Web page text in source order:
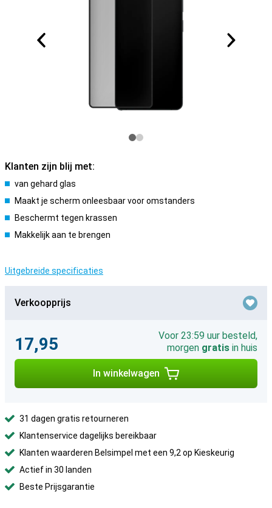
Klanten zijn blij met:
van gehard glas
Maakt je scherm onleesbaar voor omstanders
Beschermt tegen krassen
Makkelijk aan te brengen
Uitgebreide specificaties
Verkoopprijs
17,95
Voor 23:59 uur besteld,
morgen gratis in huis
In winkelwagen
31 dagen gratis retourneren
Klantenservice dagelijks bereikbaar
Klanten waarderen Belsimpel met een 9,2 op Kieskeurig
Actief in 30 landen
Beste Prijsgarantie